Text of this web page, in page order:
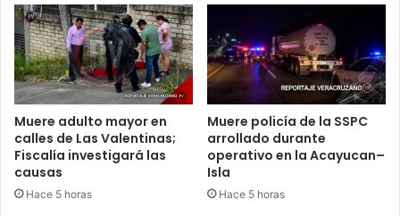
Muere adulto mayor en
calles de Las Valentinas;
Fiscalía investigará las
causas
Hace 5 horas
Muere policía de la SSPC
arrollado durante
operativo en la Acayucan–
Isla
Hace 5 horas